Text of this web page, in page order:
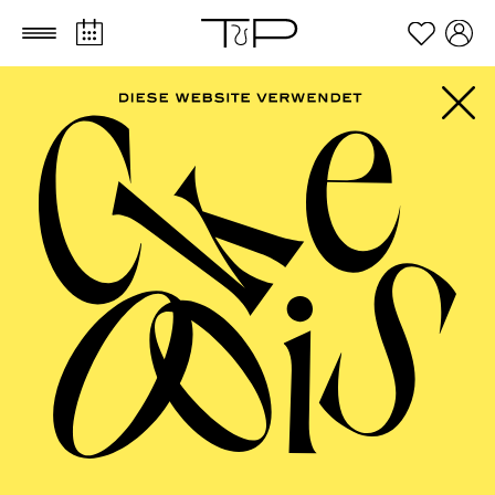
Zum Hauptinhalt springen Zum Footer springen
AALTO MUSIKTHEATER
Otello